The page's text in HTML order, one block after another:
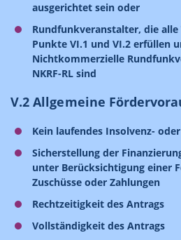
ausgerichtet sein oder
Rundfunkveranstalter, die
Punkte VI.1 und VI.2 erfüllen
Nichtkommerzielle
NKRF-RL sind
V.2 Allgemeine
Kein laufendes Insolvenz-
Sicherstellung der
unter Berücksichtigung einer
Zuschüsse oder Zahlungen
Rechtzeitigkeit des Antrags
Vollständigkeit des Antrags